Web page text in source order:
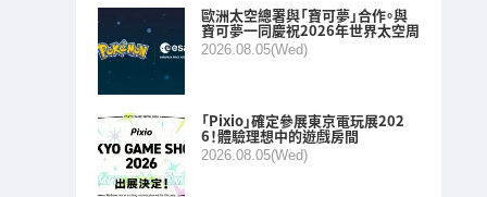
歐洲太空總署與「寶可夢」合作。與
寶可夢一同慶祝2026年世界太空周
2026.08.05(Wed)
「Pixio」確定參展東京電玩展202
6！體驗理想中的遊戲房間
2026.08.05(Wed)